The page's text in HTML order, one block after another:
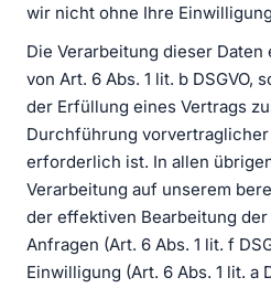
wir nicht ohne Ihre
Die Verarbeitung dieser
von Art. 6 Abs. 1 lit. b DSGVO,
der Erfüllung eines Vertrags
Durchführung vorvertraglicher
erforderlich ist. In allen
Verarbeitung auf unserem
der effektiven Bearbeitung
Anfragen (Art. 6 Abs. 1 lit. f
Einwilligung (Art. 6 Abs. 1 lit. a